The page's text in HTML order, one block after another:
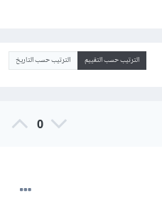
الترتيب حسب التقييم الترتيب حسب التاريخ
0